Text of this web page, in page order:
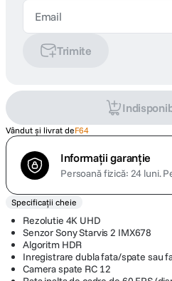
Trimite
Vândut și livrat deF64
Informații garanție
Persoană fizică: 24 luni.
Specificații cheie
Rezolutie 4K UHD
Senzor Sony Starvis 2 IMX678
Algoritm HDR
Inregistrare dubla fata/spate sau
Camera spate RC 12